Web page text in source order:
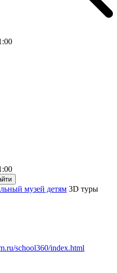
музей детям 3D туры
school360/index.html